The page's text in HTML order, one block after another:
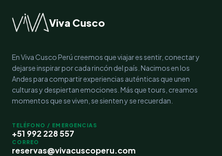
Viva Cusco
En Viva Cusco Perú creemos que viajar es sentir, conectar y
dejarse inspirar por cada rincón del país. Nacimos en los
Andes para compartir experiencias auténticas que unen
culturas y despiertan emociones. Más que tours, creamos
momentos que se viven, se sienten y se recuerdan.
TELÉFONO / EMERGENCIAS
+51 992 228 557
CORREO
reservas@vivacuscoperu.com